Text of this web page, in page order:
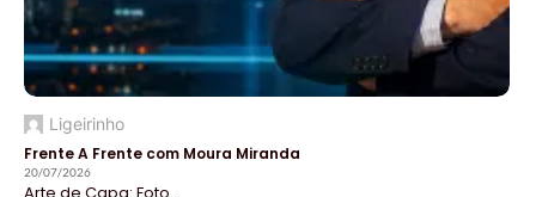
Ligeirinho
Frente A Frente com Moura Miranda
20/07/2026